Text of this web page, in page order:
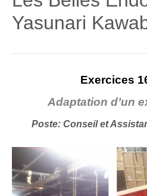
Yasunari
Exercices
Adaptation d’un
Poste: Conseil et